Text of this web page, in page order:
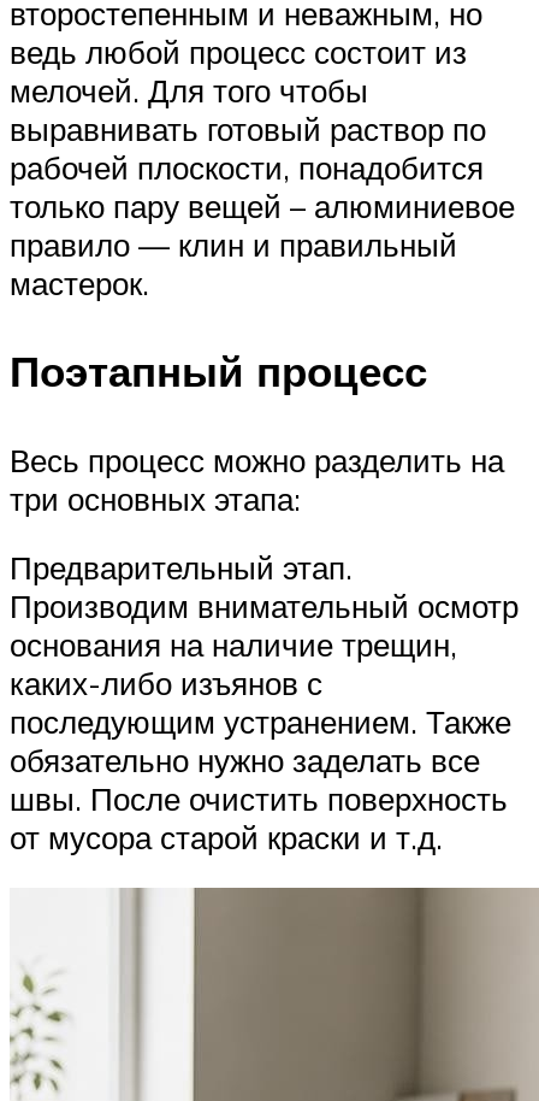
второстепенным и неважным, но
ведь любой процесс состоит из
мелочей. Для того чтобы
выравнивать готовый раствор по
рабочей плоскости, понадобится
только пару вещей – алюминиевое
правило — клин и правильный
мастерок.
Поэтапный процесс
Весь процесс можно разделить на
три основных этапа:
Предварительный этап.
Производим внимательный осмотр
основания на наличие трещин,
каких-либо изъянов с
последующим устранением. Также
обязательно нужно заделать все
швы. После очистить поверхность
от мусора старой краски и т.д.